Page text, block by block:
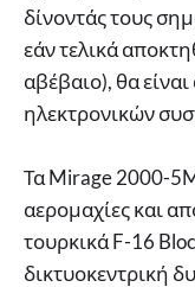
δίνοντάς τους
εάν τελικά
αβέβαιο), θα
ηλεκτρονικών
Τα Mirage 2000-
αερομαχίες και
τουρκικά F-16
δικτυοκεντρική